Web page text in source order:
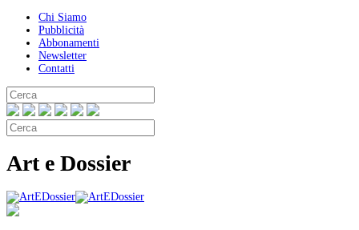
Chi Siamo
Pubblicità
Abbonamenti
Newsletter
Contatti
Art e Dossier